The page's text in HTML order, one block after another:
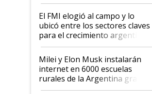
de Milei
El FMI elogió al campo y lo
ubicó entre los sectores claves
para el crecimiento argentino
Milei y Elon Musk instalarán
internet en 6000 escuelas
rurales de la Argentina gracias
a un acuerdo con Starlink